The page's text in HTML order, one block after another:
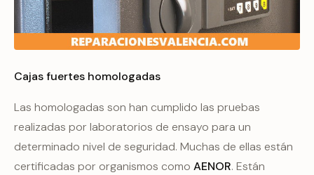
Cajas fuertes homologadas
Las homologadas son han cumplido las pruebas
realizadas por laboratorios de ensayo para un
determinado nivel de seguridad. Muchas de ellas están
certificadas por organismos como AENOR. Están